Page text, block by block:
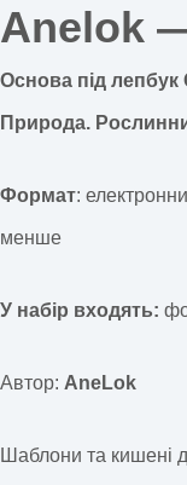
Anelok
Основа під
Природа.
Формат:
менше
У набір входять:
Автор: AneLok
Шаблони та кишені